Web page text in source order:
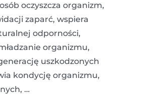
oczyszcza organizm,
zaparć, wspiera
odporności,
organizmu,
uszkodzonych
kondycję organizmu,
…